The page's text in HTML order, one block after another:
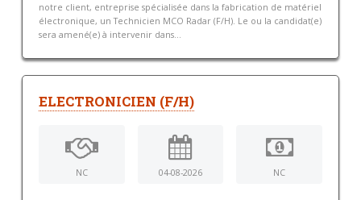
notre client, entreprise spécialisée dans la fabrication de matériel
électronique, un Technicien MCO Radar (F/H). Le ou la candidat(e)
sera amené(e) à intervenir dans...
ELECTRONICIEN (F/H)
NC 04-08-2026 NC